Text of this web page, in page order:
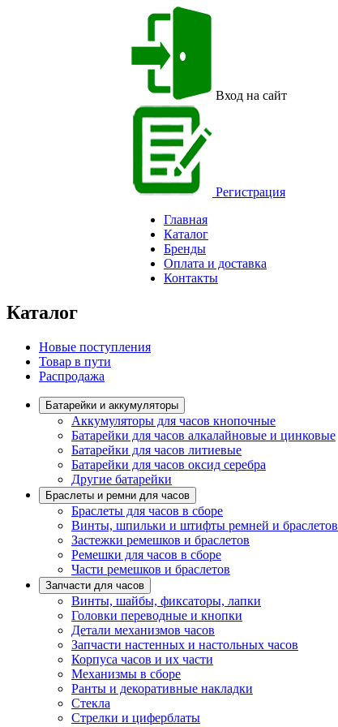
Вход на сайт
Регистрация
Главная
Каталог
Бренды
Оплата и доставка
Контакты
Каталог
Новые поступления
Товар в пути
Распродажа
Батарейки и аккумуляторы
Аккумуляторы для часов кнопочные
Батарейки для часов алкалайновые и цинковые
Батарейки для часов литиевые
Батарейки для часов оксид серебра
Другие батарейки
Браслеты и ремни для часов
Браслеты для часов в сборе
Винты, шпильки и штифты ремней и браслетов
Застежки ремешков и браслетов
Ремешки для часов в сборе
Части ремешков и браслетов
Запчасти для часов
Винты, шайбы, фиксаторы, лапки
Головки переводные и кнопки
Детали механизмов часов
Запчасти настенных и настольных часов
Корпуса часов и их части
Механизмы в сборе
Ранты и декоративные накладки
Стекла
Стрелки и циферблаты